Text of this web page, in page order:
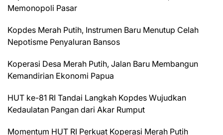
Memonopoli Pasar
Kopdes Merah Putih, Instrumen Baru Menutup Celah
Nepotisme Penyaluran Bansos
Koperasi Desa Merah Putih, Jalan Baru Membangun
Kemandirian Ekonomi Papua
HUT ke-81 RI Tandai Langkah Kopdes Wujudkan
Kedaulatan Pangan dari Akar Rumput
Momentum HUT RI Perkuat Koperasi Merah Putih